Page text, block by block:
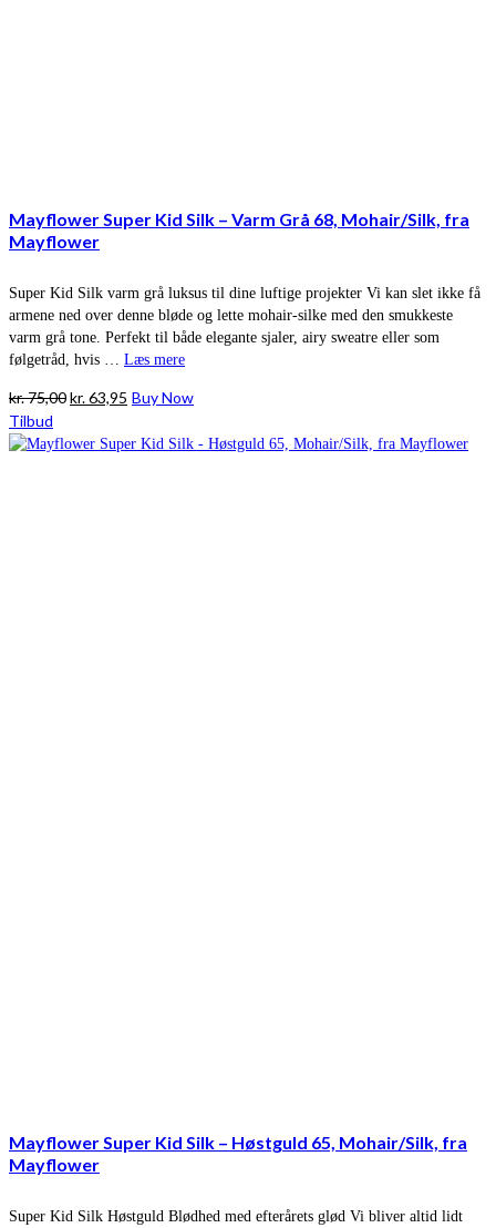
Mayflower Super Kid Silk – Varm Grå 68, Mohair/Silk, fra
Mayflower
Super Kid Silk varm grå luksus til dine luftige projekter Vi kan slet ikke få
armene ned over denne bløde og lette mohair-silke med den smukkeste
varm grå tone. Perfekt til både elegante sjaler, airy sweatre eller som
følgetråd, hvis … Læs mere
kr.75,00Den
pris
kr.63,95 Den
pris
Buy Now
Tilbud
Mayflower Super Kid Silk – Høstguld 65, Mohair/Silk, fra
Mayflower
Super Kid Silk Høstguld Blødhed med efterårets glød Vi bliver altid lidt